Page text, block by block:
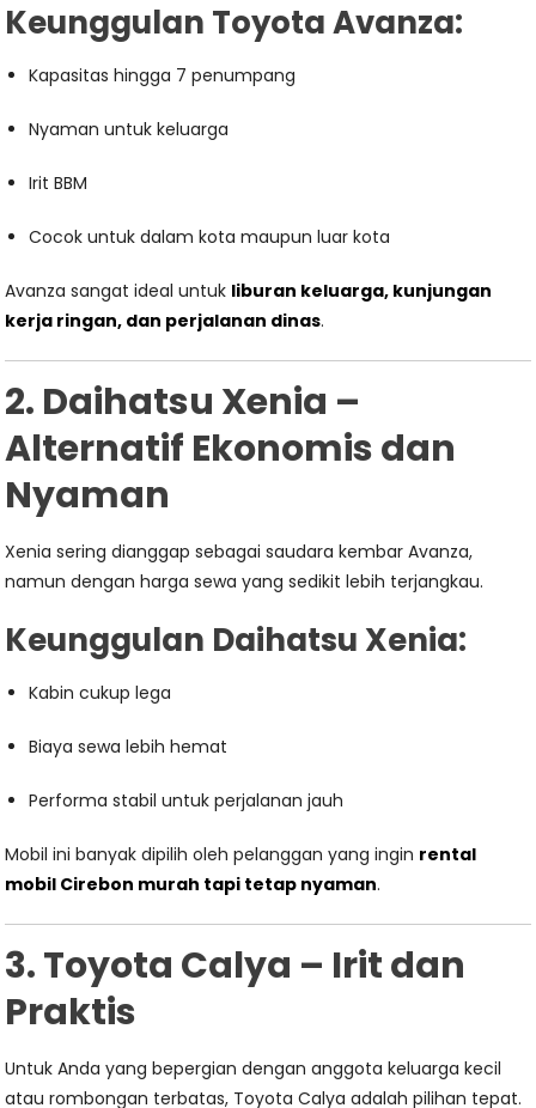
Keunggulan Toyota Avanza:
Kapasitas hingga 7 penumpang
Nyaman untuk keluarga
Irit BBM
Cocok untuk dalam kota maupun luar kota
Avanza sangat ideal untuk liburan keluarga, kunjungan
kerja ringan, dan perjalanan dinas.
2. Daihatsu Xenia –
Alternatif Ekonomis dan
Nyaman
Xenia sering dianggap sebagai saudara kembar Avanza,
namun dengan harga sewa yang sedikit lebih terjangkau.
Keunggulan Daihatsu Xenia:
Kabin cukup lega
Biaya sewa lebih hemat
Performa stabil untuk perjalanan jauh
Mobil ini banyak dipilih oleh pelanggan yang ingin rental
mobil Cirebon murah tapi tetap nyaman.
3. Toyota Calya – Irit dan
Praktis
Untuk Anda yang bepergian dengan anggota keluarga kecil
atau rombongan terbatas, Toyota Calya adalah pilihan tepat.